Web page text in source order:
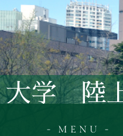
大学 陸
- MENU -